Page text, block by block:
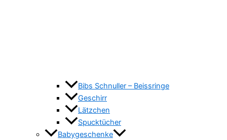
Bibs Schnuller – Beissringe
Geschirr
Lätzchen
Spucktücher
Babygeschenke